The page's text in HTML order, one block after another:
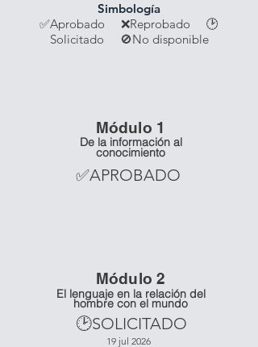
Simbología
✅Aprobado ❌Reprobado 🕑
Solicitado 🚫No disponible
Módulo 1
De la información al
conocimiento
✅APROBADO
Módulo 2
El lenguaje en la relación del
hombre con el mundo
🕑SOLICITADO
19 jul 2026